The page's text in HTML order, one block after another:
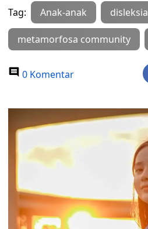
Tag: Anak-anak disleksia
metamorfosa community
0 Komentar